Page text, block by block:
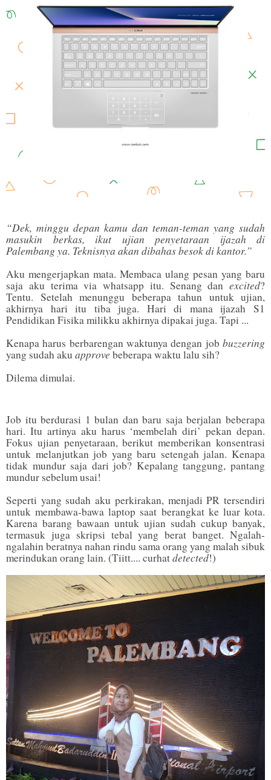
“Dek, minggu depan kamu dan teman-teman yang sudah
masukin berkas, ikut ujian penyetaraan ijazah di
Palembang ya. Teknisnya akan dibahas besok di kantor.”
Aku mengerjapkan mata. Membaca ulang pesan yang baru
saja aku terima via whatsapp itu. Senang dan excited?
Tentu. Setelah menunggu beberapa tahun untuk ujian,
akhirnya hari itu tiba juga. Hari di mana ijazah S1
Pendidikan Fisika milikku akhirnya dipakai juga. Tapi ...
Kenapa harus berbarengan waktunya dengan job buzzering
yang sudah aku approvebeberapa waktu lalu sih?
Dilema dimulai.
Job itu berdurasi 1 bulan dan baru saja berjalan beberapa
hari. Itu artinya aku harus ‘membelah diri’ pekan depan.
Fokus ujian penyetaraan, berikut memberikan konsentrasi
untuk melanjutkan job yang baru setengah jalan. Kenapa
tidak mundur saja dari job? Kepalang tanggung, pantang
mundur sebelum usai!
Seperti yang sudah aku perkirakan, menjadi PR tersendiri
untuk membawa-bawa laptop saat berangkat ke luar kota.
Karena barang bawaan untuk ujian sudah cukup banyak,
termasuk juga skripsi tebal yang berat banget. Ngalah-
ngalahin beratnya nahan rindu sama orang yang malah sibuk
merindukan orang lain. (Tiitt.... curhatdetected!)